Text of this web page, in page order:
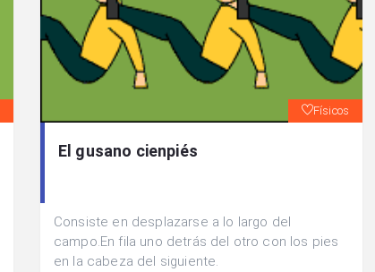
Físicos
El gusano cienpiés
Consiste en desplazarse a lo largo del
campo.En fila uno detrás del otro con los pies
en la cabeza del siguiente.